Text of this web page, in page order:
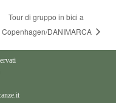
Tour di gruppo in bici a
Copenhagen/DANIMARCA